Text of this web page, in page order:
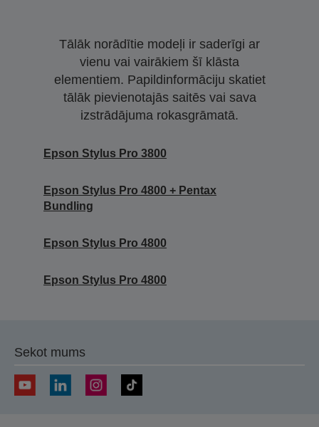
Tālāk norādītie modeļi ir saderīgi ar
vienu vai vairākiem šī klāsta
elementiem. Papildinformāciju skatiet
tālāk pievienotajās saitēs vai sava
izstrādājuma rokasgrāmatā.
Epson Stylus Pro 3800
Epson Stylus Pro 4800 + Pentax
Bundling
Epson Stylus Pro 4800
Epson Stylus Pro 4800
Sekot mums